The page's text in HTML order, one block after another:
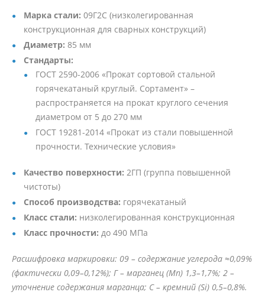
Марка стали: 09Г2С (низколегированная
конструкционная для сварных конструкций)
Диаметр: 85 мм
Стандарты:
ГОСТ 2590-2006 «Прокат сортовой стальной
горячекатаный круглый. Сортамент» –
распространяется на прокат круглого сечения
диаметром от 5 до 270 мм
ГОСТ 19281-2014 «Прокат из стали повышенной
прочности. Технические условия»
Качество поверхности: 2ГП (группа повышенной
чистоты)
Способ производства: горячекатаный
Класс стали: низколегированная конструкционная
Класс прочности: до 490 МПа
Расшифровка маркировки: 09 – содержание углерода ≈0,09%
(фактически 0,09–0,12%); Г – марганец (Mn) 1,3–1,7%; 2 –
уточнение содержания марганца; С – кремний (Si) 0,5–0,8%.